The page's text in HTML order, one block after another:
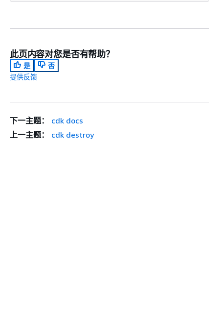
此页内容对您是否有帮助？
是
否
提供反馈
下一主题：
cdk docs
上一主题：
cdk destroy